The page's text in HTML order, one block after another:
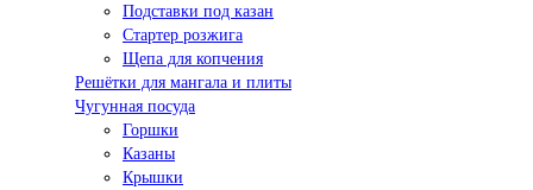
Подставки под казан
Стартер розжига
Щепа для копчения
Решётки для мангала и плиты
Чугунная посуда
Горшки
Казаны
Крышки